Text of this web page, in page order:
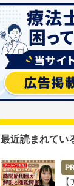
最近読まれてい